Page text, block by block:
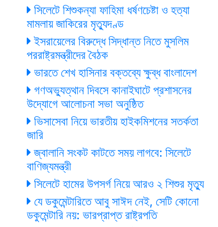
সিলেটে শিশুকন্যা ফাহিমা ধর্ষণচেষ্টা ও হত্যা
মামলায় জাকিরের মৃত্যুদণ্ড
ইসরায়েলের বিরুদ্ধে সিদ্ধান্ত নিতে মুসলিম
পররাষ্ট্রমন্ত্রীদের বৈঠক
ভারতে শেখ হাসিনার বক্তব্যে ক্ষুব্ধ বাংলাদেশ
গণঅভ্যুত্থান দিবসে কানাইঘাটে প্রশাসনের
উদ্যোগে আলোচনা সভা অনুষ্ঠিত
ভিসাসেবা নিয়ে ভারতীয় হাইকমিশনের সতর্কতা
জারি
জ্বালানি সংকট কাটতে সময় লাগবে: সিলেটে
বাণিজ্যমন্ত্রী
সিলেটে হামের উপসর্গ নিয়ে আরও ২ শিশুর মৃত্যু
যে ডকুমেন্টারিতে আবু সাঈদ নেই, সেটি কোনো
ডকুমেন্টারি নয়: ভারপ্রাপ্ত রাষ্ট্রপতি